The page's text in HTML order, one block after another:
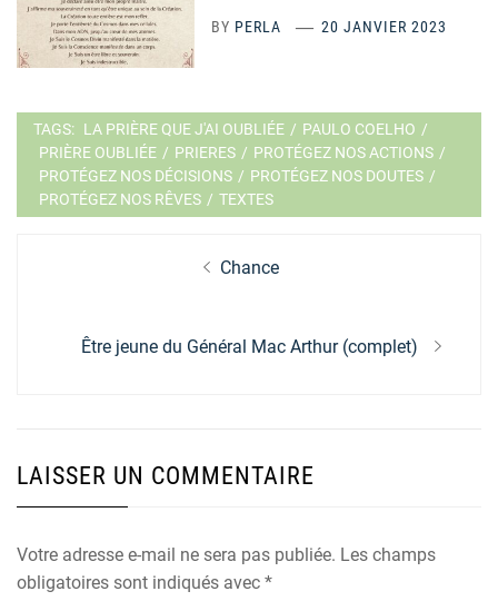
BY PERLA 20 JANVIER 2023
TAGS: LA PRIÈRE QUE J'AI OUBLIÉE / PAULO COELHO /
PRIÈRE OUBLIÉE / PRIERES / PROTÉGEZ NOS ACTIONS /
PROTÉGEZ NOS DÉCISIONS / PROTÉGEZ NOS DOUTES /
PROTÉGEZ NOS RÊVES / TEXTES
Previous
Chance
Next
Être jeune du Général Mac Arthur (complet)
LAISSER UN COMMENTAIRE
Votre adresse e-mail ne sera pas publiée. Les champs
obligatoires sont indiqués avec *